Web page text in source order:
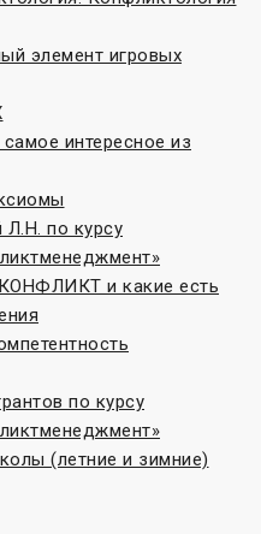
элемент игровых
интересное из
Л.Н. по курсу
и какие есть
по курсу
(летние и зимние)